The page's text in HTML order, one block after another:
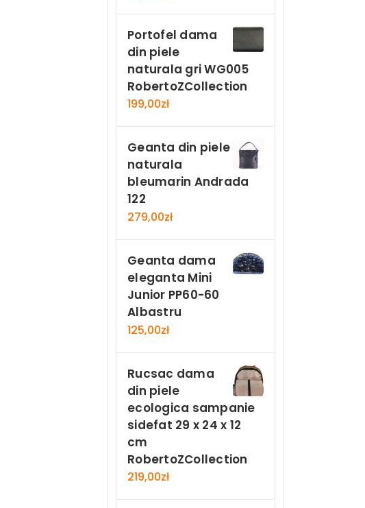
Portofel dama
din piele
naturala gri WG005
RobertoZCollection
199,00zł
Geanta din piele
naturala
bleumarin Andrada
122
279,00zł
Geanta dama
eleganta Mini
Junior PP60-60
Albastru
125,00zł
Rucsac dama
din piele
ecologica sampanie
sidefat 29 x 24 x 12
cm
RobertoZCollection
219,00zł